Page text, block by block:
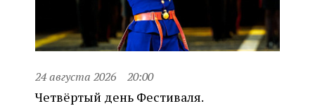
24 августа 2026 20:00
Четвёртый день Фестиваля.